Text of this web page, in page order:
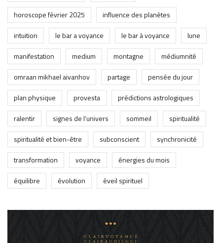
horoscope février 2025
influence des planètes
intuition
le bar a voyance le bar à voyance
lune
manifestation
medium montagne
médiumnité
omraan mikhael aivanhov
partage
pensée du jour
plan physique
provesta
prédictions astrologiques
ralentir
signes de l’univers sommeil
spiritualité
spiritualité et bien-être
subconscient
synchronicité
transformation
voyance
énergies du mois
équilibre
évolution éveil spirituel